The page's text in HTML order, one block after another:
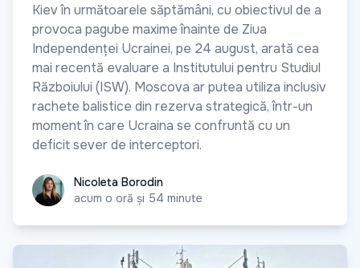
Kiev în următoarele săptămâni, cu obiectivul de a
provoca pagube maxime înainte de Ziua
Independenței Ucrainei, pe 24 august, arată cea
mai recentă evaluare a Institutului pentru Studiul
Războiului (ISW). Moscova ar putea utiliza inclusiv
rachete balistice din rezerva strategică, într-un
moment în care Ucraina se confruntă cu un
deficit sever de interceptori.
Nicoleta Borodin
Nicoleta Borodin
acum o oră și 54 minute